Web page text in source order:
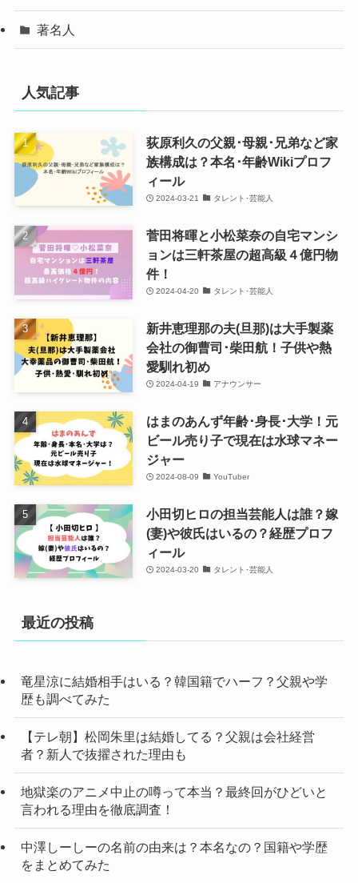
著名人
人気記事
荻原利久の父親･母親･兄弟など家
族構成は？本名･年齢Wikiプロフ
ィール
2024-03-21 タレント･芸能人
菅田将暉と小松菜奈の自宅マンシ
ョンは三軒茶屋の超高級４億円物
件！
2024-04-20 タレント･芸能人
新井恵理那の夫(旦那)は大手製薬
会社の御曹司･柴田航！子供や熱
愛馴れ初め
2024-04-19 アナウンサー
はまのあんず年齢･身長･大学！元
ビール売り子で現在は水球マネー
ジャー
2024-08-09 YouTuber
小田切ヒロの担当芸能人は誰？嫁
(妻)や彼氏はいるの？経歴プロフ
ィール
2024-03-20 タレント･芸能人
最近の投稿
竜星涼に結婚相手はいる？韓国籍でハーフ？父親や学
歴も調べてみた
【テレ朝】松岡朱里は結婚してる？父親は会社経営
者？新人で抜擢された理由も
地獄楽のアニメ中止の噂って本当？最終回がひどいと
言われる理由を徹底調査！
中澤しーしーの名前の由来は？本名なの？国籍や学歴
をまとめてみた